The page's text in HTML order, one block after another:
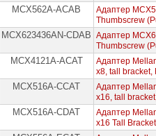
MCX562A-ACAB
Адаптер
Thumbscrew
MCX623436AN-CDAB Адаптер
Thumbscrew
MCX4121A-ACAT
Адаптер
x8, tall bracket,
MCX516A-CCAT
Адаптер
x16, tall
MCX516A-CDAT
Адаптер
x16 Tall